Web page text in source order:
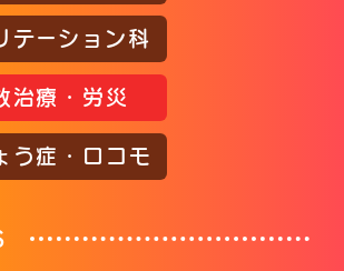
テーション科
治療・労災
う症・ロコモ